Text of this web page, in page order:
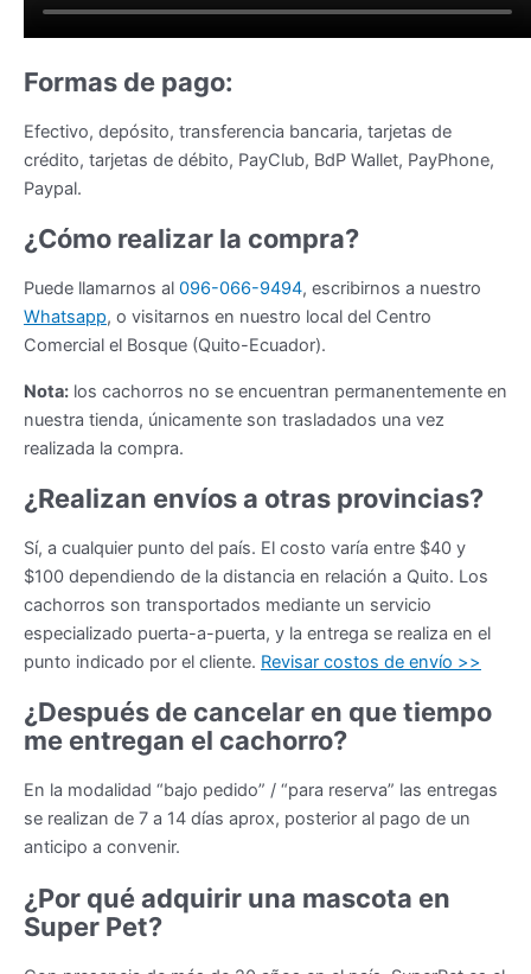
Formas de pago:
Efectivo, depósito, transferencia bancaria, tarjetas de
crédito, tarjetas de débito, PayClub, BdP Wallet, PayPhone,
Paypal.
¿Cómo realizar la compra?
Puede llamarnos al 096-066-9494, escribirnos a nuestro
Whatsapp, o visitarnos en nuestro local del Centro
Comercial el Bosque (Quito-Ecuador).
Nota: los cachorros no se encuentran permanentemente en
nuestra tienda, únicamente son trasladados una vez
realizada la compra.
¿Realizan envíos a otras provincias?
Sí, a cualquier punto del país. El costo varía entre $40 y
$100 dependiendo de la distancia en relación a Quito. Los
cachorros son transportados mediante un servicio
especializado puerta-a-puerta, y la entrega se realiza en el
punto indicado por el cliente. Revisar costos de envío >>
¿Después de cancelar en que tiempo
me entregan el cachorro?
En la modalidad “bajo pedido” / “para reserva” las entregas
se realizan de 7 a 14 días aprox, posterior al pago de un
anticipo a convenir.
¿Por qué adquirir una mascota en
Super Pet?